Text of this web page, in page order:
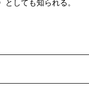
いるからで、つま
十分重層的なのだ
としても知られる。